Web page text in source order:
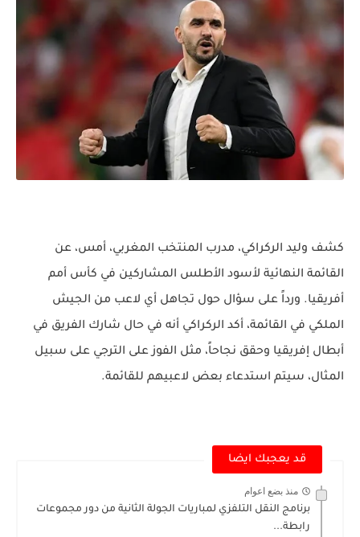
كشف وليد الركراكي، مدرب المنتخب المغربي، أمس، عن
القائمة النهائية لأسود الأطلس المشاركين في كأس أمم
أفريقيا. ورداً على سؤال حول تجاهل أي لاعب من الجيش
الملكي في القائمة، أكد الركراكي أنه في حال شارك الفريق في
أبطال إفريقيا وحقق نجاحاً، مثل الفوز على الترجي على سبيل
المثال، سيتم استدعاء بعض لاعبيهم للقائمة.
قد يعجبك ايضا
منذ بضع اعوام
برنامج النقل التلفزي لمباريات الجولة الثانية من دور مجموعات
رابطة...